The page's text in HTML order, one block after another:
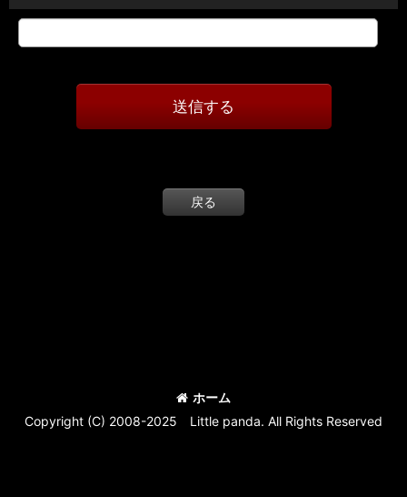
送信する
戻る
ホーム
Copyright (C) 2008-2025 Little panda. All Rights Reserved